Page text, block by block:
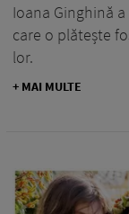
Ioana Ginghină
care o plătește
lor.
+ MAI MULTE